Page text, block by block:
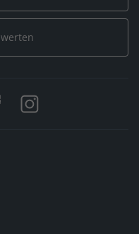
Düsseldorf GmbH /